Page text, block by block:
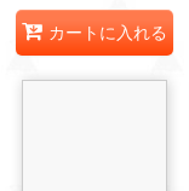
カートに入れる